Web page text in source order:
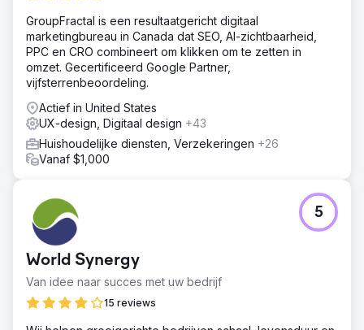
overzichtelijke, mobiele WordPress + WooCommerce-site
ontworpen voor intuïtieve navigatie en
productontdekking. On-site SEO geïmplementeerd,
inclusief metadata-optimalisatie, schema-opmaak en
gerichte content. - Verbeterde paginaprestaties en Core
Web Vitals om te voldoen aan de Google-normen. -
Toegevoegde conversieratio-optimalisatie (CRO)-
tactieken: strategische offerteformulieren, contact-CTA's.
- Ontwikkelde een gelokaliseerde content- en
socialmediastrategie, en versterkte i
Lanceerde een responsieve, snel ladende website die
geprezen werd om zijn ontwerp en
gebruiksvriendelijkheid. Het lokale en regionale
organische verkeer nam aanzienlijk toe, wat leidde tot
meer opdrachten en klanten. De klantbetrokkenheid
verbeterde, met een meetbare toename van
offerteaanvragen en ingevulde formulieren. Er werd een
sterke basis gelegd voor voortdurende SEO,
contentmarketing, sociale kanalen en de groei van
GroupFractal is een resultaatgericht digitaal
marketingbureau in Canada dat SEO, AI-zichtbaarheid,
PPC en CRO combineert om klikken om te zetten in
omzet. Gecertificeerd Google Partner,
vijfsterrenbeoordeling.
Actief in United States
UX-design, Digitaal design +43
Huishoudelijke diensten, Verzekeringen +26
Vanaf $1,000
World Synergy
Van idee naar succes met uw bedrijf
15 reviews
5